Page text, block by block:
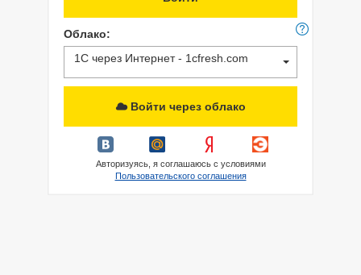
Облако:
1С через Интернет - 1cfresh.com
Войти через облако
Авторизуясь, я соглашаюсь с условиями
Пользовательского соглашения